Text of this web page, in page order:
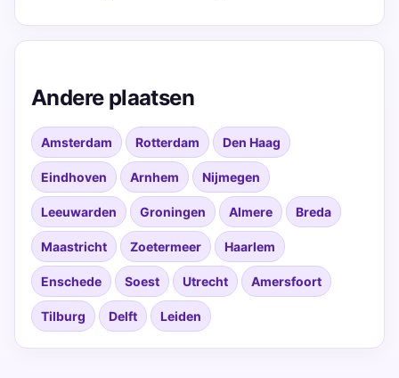
Andere plaatsen
Amsterdam Rotterdam Den Haag
Eindhoven Arnhem Nijmegen
Leeuwarden Groningen Almere Breda
Maastricht Zoetermeer Haarlem
Enschede Soest Utrecht Amersfoort
Tilburg Delft Leiden